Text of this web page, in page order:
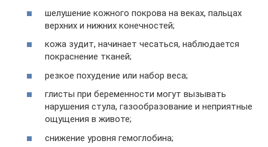
шелушение кожного покрова на веках, пальцах
верхних и нижних конечностей;
кожа зудит, начинает чесаться, наблюдается
покраснение тканей;
резкое похудение или набор веса;
глисты при беременности могут вызывать
нарушения стула, газообразование и неприятные
ощущения в животе;
снижение уровня гемоглобина;